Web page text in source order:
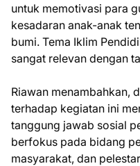
untuk memotivasi para
kesadaran anak-anak
bumi. Tema Iklim
sangat relevan dengan
Riawan menambahkan,
terhadap kegiatan ini
tanggung jawab sosial
berfokus pada bidang
masyarakat, dan